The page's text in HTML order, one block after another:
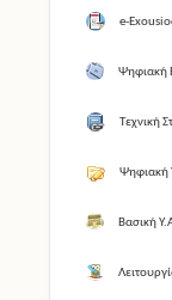
e-
Ψηφιακή
Τεχνική
Ψηφιακή
Βασική